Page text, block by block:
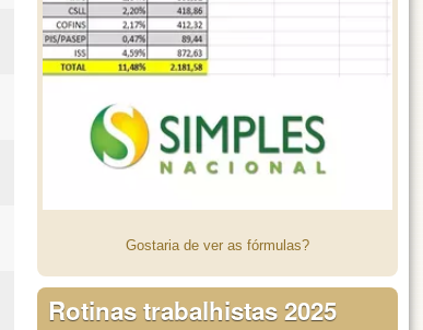
Gostaria de ver as fórmulas?
Rotinas trabalhistas 2025